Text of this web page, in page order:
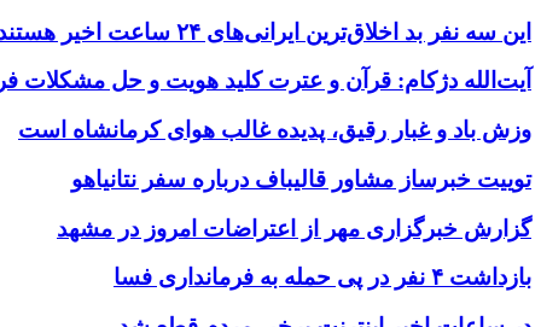
این سه نفر بد اخلاق‌ترین ایرانی‌های ۲۴ ساعت اخیر هستند
آیت‌الله دژکام: قرآن و عترت کلید هویت و حل مشکلات
وزش باد و غبار رقیق، پدیده غالب هوای کرمانشاه است
توییت خبرساز مشاور قالیباف درباره سفر نتانیاهو
گزارش خبرگزاری مهر از اعتراضات امروز در مشهد
بازداشت ۴ نفر در پی حمله به فرمانداری فسا